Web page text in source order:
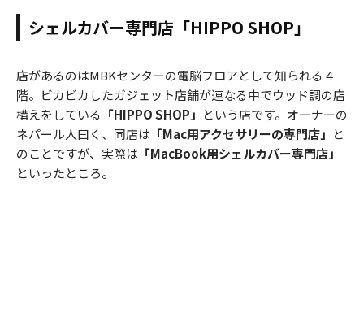
シェルカバー専門店「HIPPO SHOP」
店があるのはMBKセンターの電脳フロアとして知られる４
階。ビカビカしたガジェット店舗が連なる中でウッド調の店
構えをしている 「HIPPO SHOP」 という店です。オーナーの
ネパール人曰く、同店は 「Mac用アクセサリーの専門店」 と
のことですが、実際は 「MacBook用シェルカバー専門店」
といったところ。